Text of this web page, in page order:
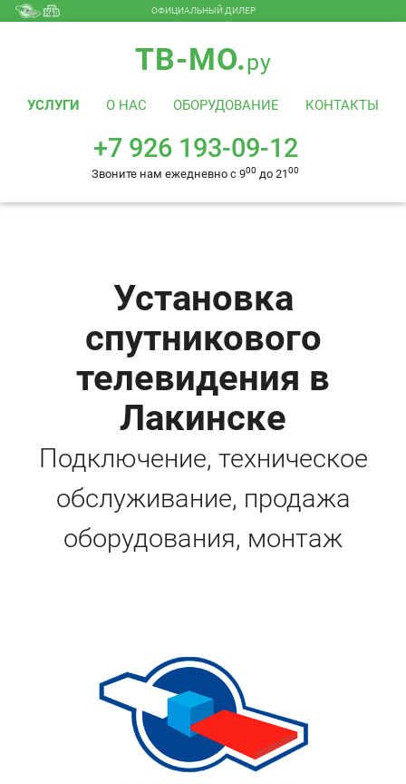
+7 926 193-09-12
Звоните нам ежедневно с 9
ОФИЦИАЛЬНЫЙ ДИЛЕР
ТВ-МО.ру
УСЛУГИ О НАС ОБОРУДОВАНИЕ КОНТАКТЫ
+7 926 193-09-12
Звоните нам ежедневно с 900 до 2100
Установка
спутникового
телевидения в
Лакинске
Подключение, техническое
обслуживание, продажа
оборудования, монтаж